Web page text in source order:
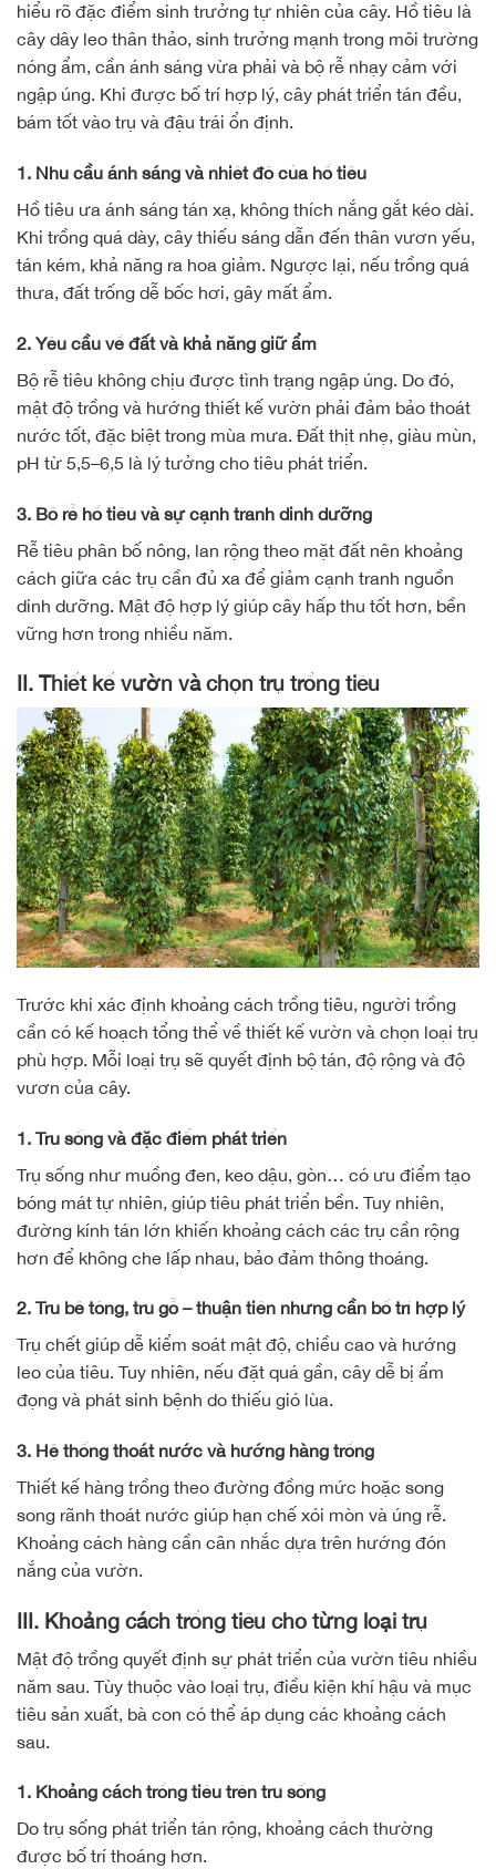
hiểu rõ đặc điểm sinh trưởng tự nhiên của cây. Hồ tiêu là
cây dây leo thân thảo, sinh trưởng mạnh trong môi trường
nóng ẩm, cần ánh sáng vừa phải và bộ rễ nhạy cảm với
ngập úng. Khi được bố trí hợp lý, cây phát triển tán đều,
bám tốt vào trụ và đậu trái ổn định.
1. Nhu cầu ánh sáng và nhiệt độ của hồ tiêu
Hồ tiêu ưa ánh sáng tán xạ, không thích nắng gắt kéo dài.
Khi trồng quá dày, cây thiếu sáng dẫn đến thân vươn yếu,
tán kém, khả năng ra hoa giảm. Ngược lại, nếu trồng quá
thưa, đất trống dễ bốc hơi, gây mất ẩm.
2. Yêu cầu về đất và khả năng giữ ẩm
Bộ rễ tiêu không chịu được tình trạng ngập úng. Do đó,
mật độ trồng và hướng thiết kế vườn phải đảm bảo thoát
nước tốt, đặc biệt trong mùa mưa. Đất thịt nhẹ, giàu mùn,
pH từ 5,5–6,5 là lý tưởng cho tiêu phát triển.
3. Bộ rễ hồ tiêu và sự cạnh tranh dinh dưỡng
Rễ tiêu phân bố nông, lan rộng theo mặt đất nên khoảng
cách giữa các trụ cần đủ xa để giảm cạnh tranh nguồn
dinh dưỡng. Mật độ hợp lý giúp cây hấp thu tốt hơn, bền
vững hơn trong nhiều năm.
II. Thiết kế vườn và chọn trụ trồng tiêu
Trước khi xác định khoảng cách trồng tiêu, người trồng
cần có kế hoạch tổng thể về thiết kế vườn và chọn loại trụ
phù hợp. Mỗi loại trụ sẽ quyết định bộ tán, độ rộng và độ
vươn của cây.
1. Trụ sống và đặc điểm phát triển
Trụ sống như muồng đen, keo dậu, gòn… có ưu điểm tạo
bóng mát tự nhiên, giúp tiêu phát triển bền. Tuy nhiên,
đường kính tán lớn khiến khoảng cách các trụ cần rộng
hơn để không che lấp nhau, bảo đảm thông thoáng.
2. Trụ bê tông, trụ gỗ – thuận tiện nhưng cần bố trí hợp lý
Trụ chết giúp dễ kiểm soát mật độ, chiều cao và hướng
leo của tiêu. Tuy nhiên, nếu đặt quá gần, cây dễ bị ẩm
đọng và phát sinh bệnh do thiếu gió lùa.
3. Hệ thống thoát nước và hướng hàng trồng
Thiết kế hàng trồng theo đường đồng mức hoặc song
song rãnh thoát nước giúp hạn chế xói mòn và úng rễ.
Khoảng cách hàng cần cân nhắc dựa trên hướng đón
nắng của vườn.
III. Khoảng cách trồng tiêu cho từng loại trụ
Mật độ trồng quyết định sự phát triển của vườn tiêu nhiều
năm sau. Tùy thuộc vào loại trụ, điều kiện khí hậu và mục
tiêu sản xuất, bà con có thể áp dụng các khoảng cách
sau.
1. Khoảng cách trồng tiêu trên trụ sống
Do trụ sống phát triển tán rộng, khoảng cách thường
được bố trí thoáng hơn.